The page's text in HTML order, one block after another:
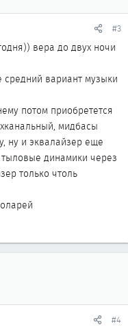
#3
вера до двух ночи
вариант музыки
потом приобретется
мидбасы
ну и эквалайзер еще
тыловые динамики через
только чтоль
#4